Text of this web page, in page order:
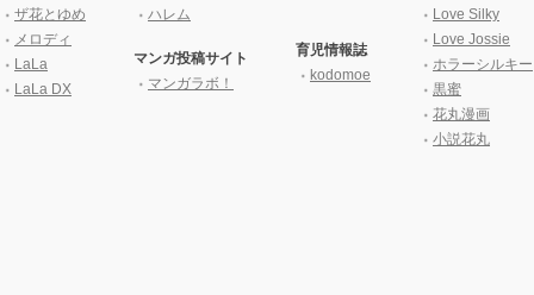
ザ花とゆめ
メロディ
LaLa
LaLa DX
ハレム
マンガ投稿サイト
マンガラボ！
育児情報誌
kodomoe
Love Silky
Love Jossie
ホラーシルキー
黒蜜
花丸漫画
小説花丸